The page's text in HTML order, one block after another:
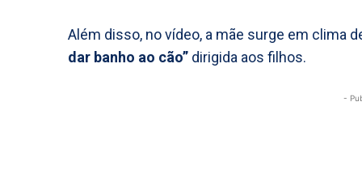
Além disso, no vídeo, a mãe surge em clima
dar banho ao cão” dirigida aos filhos.
-